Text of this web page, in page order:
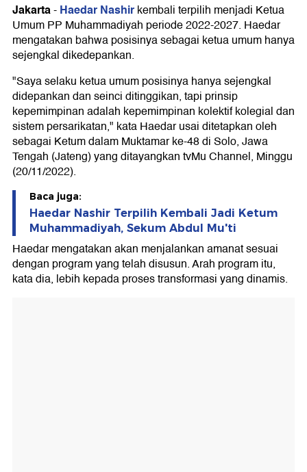
Jakarta-Haedar Nashirkembali terpilih menjadi Ketua
Umum PP Muhammadiyah periode 2022-2027. Haedar
mengatakan bahwa posisinya sebagai ketua umum hanya
sejengkal dikedepankan.
"Saya selaku ketua umum posisinya hanya sejengkal
didepankan dan seinci ditinggikan, tapi prinsip
kepemimpinan adalah kepemimpinan kolektif kolegial dan
sistem persarikatan," kata Haedar usai ditetapkan oleh
sebagai Ketum dalam Muktamar ke-48 di Solo, Jawa
Tengah (Jateng) yang ditayangkan tvMu Channel, Minggu
(20/11/2022).
Baca juga:
Haedar Nashir Terpilih Kembali Jadi Ketum
Muhammadiyah, Sekum Abdul Mu'ti
Haedar mengatakan akan menjalankan amanat sesuai
dengan program yang telah disusun. Arah program itu,
kata dia, lebih kepada proses transformasi yang dinamis.